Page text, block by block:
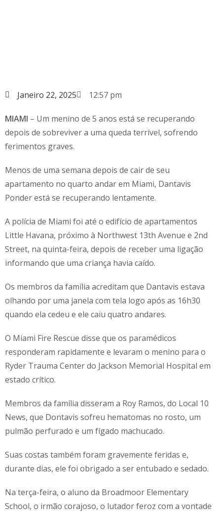
Janeiro 22, 2025 12:57 pm
MIAMI – Um menino de 5 anos está se recuperando
depois de sobreviver a uma queda terrível, sofrendo
ferimentos graves.
Menos de uma semana depois de cair de seu
apartamento no quarto andar em Miami, Dantavis
Ponder está se recuperando lentamente.
A polícia de Miami foi até o edifício de apartamentos
Little Havana, próximo à Northwest 13th Avenue e 2nd
Street, na quinta-feira, depois de receber uma ligação
informando que uma criança havia caído.
Os membros da família acreditam que Dantavis estava
olhando por uma janela com tela logo após as 16h30
quando ela cedeu e ele caiu quatro andares.
O Miami Fire Rescue disse que os paramédicos
responderam rapidamente e levaram o menino para o
Ryder Trauma Center do Jackson Memorial Hospital em
estado crítico.
Membros da família disseram a Roy Ramos, do Local 10
News, que Dontavis sofreu hematomas no rosto, um
pulmão perfurado e um fígado machucado.
Suas costas também foram gravemente feridas e,
durante dias, ele foi obrigado a ser entubado e sedado.
Na terça-feira, o aluno da Broadmoor Elementary
School, o irmão corajoso, o lutador feroz com a vontade